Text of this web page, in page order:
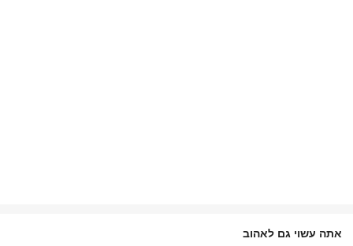
אתה עשוי גם לאהוב